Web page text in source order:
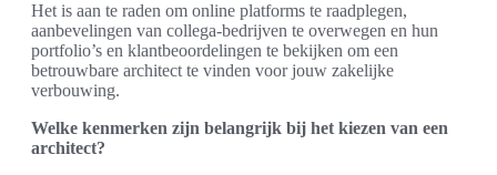
Het is aan te raden om online platforms te raadplegen,
aanbevelingen van collega-bedrijven te overwegen en hun
portfolio’s en klantbeoordelingen te bekijken om een
betrouwbare architect te vinden voor jouw zakelijke
verbouwing.
Welke kenmerken zijn belangrijk bij het kiezen van een
architect?